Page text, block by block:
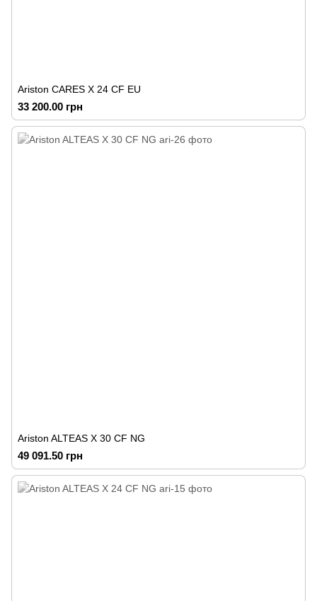
Ariston CARES X 24 CF EU
33 200.00 грн
Ariston ALTEAS X 30 CF NG
49 091.50 грн